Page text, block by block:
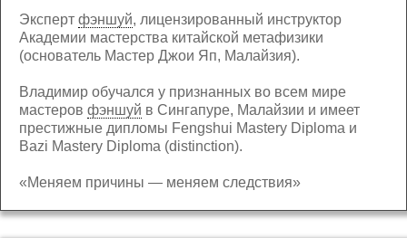
Экспертфэншуй, лицензированный инструктор
Академии мастерства китайской метафизики
(основатель Мастер Джои Яп, Малайзия).
Владимир обучался у признанных во всем мире
мастеровфэншуй в Сингапуре, Малайзии и имеет
престижные дипломы Fengshui Mastery Diploma и
Bazi Mastery Diploma (distinction).
«Меняем причины — меняем следствия»